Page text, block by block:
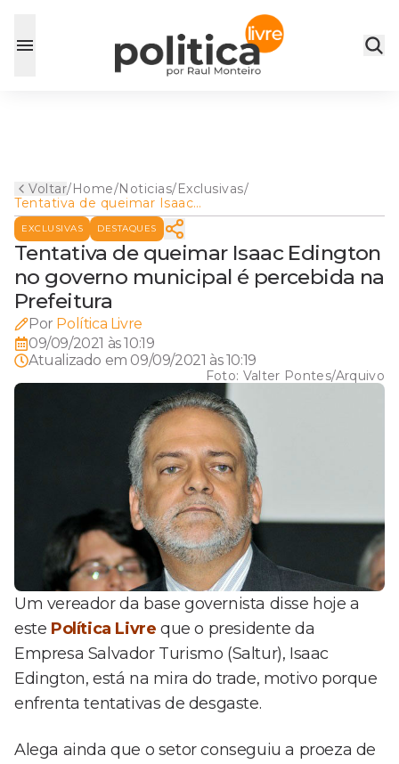
Voltar/Home/Noticias/Exclusivas/
Tentativa de queimar Isaac
Edington no governo
municipal é percebida na
Prefeitura
EXCLUSIVAS DESTAQUES
Tentativa de queimar Isaac Edington
no governo municipal é percebida na
Prefeitura
Por Política Livre
09/09/2021 às 10:19
Atualizado em 09/09/2021 às 10:19
Foto: Valter Pontes/Arquivo
Um vereador da base governista disse hoje a
este Política Livre que o presidente da
Empresa Salvador Turismo (Saltur), Isaac
Edington, está na mira do trade, motivo porque
enfrenta tentativas de desgaste.
Alega ainda que o setor conseguiu a proeza de